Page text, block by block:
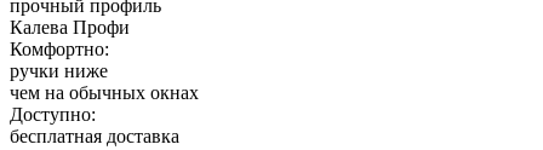
прочный профиль
Калева Профи
Комфортно:
ручки ниже
чем на обычных окнах
Доступно:
бесплатная доставка